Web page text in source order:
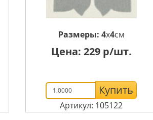
Размеры: 4x4см
Цена: 229р/шт.
Купить
Артикул: 105122